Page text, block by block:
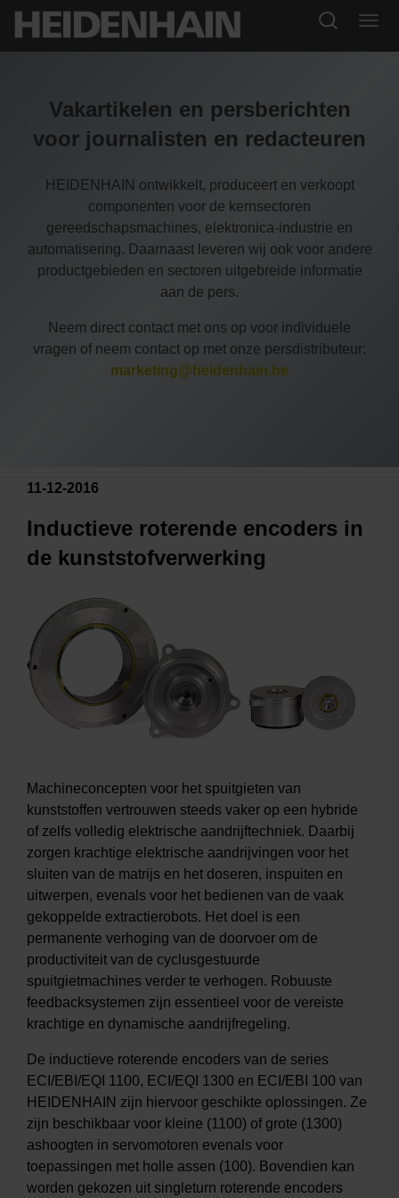
Vakartikelen en persberichten
voor journalisten en redacteuren
HEIDENHAIN ontwikkelt, produceert en verkoopt
componenten voor de kernsectoren
gereedschapsmachines, elektronica-industrie en
automatisering. Daarnaast leveren wij ook voor andere
productgebieden en sectoren uitgebreide informatie
aan de pers.
Neem direct contact met ons op voor individuele
vragen of neem contact op met onze persdistributeur:
marketing@heidenhain.be
11-12-2016
Inductieve roterende encoders in
de kunststofverwerking
Machineconcepten voor het spuitgieten van
kunststoffen vertrouwen steeds vaker op een hybride
of zelfs volledig elektrische aandrijftechniek. Daarbij
zorgen krachtige elektrische aandrijvingen voor het
sluiten van de matrijs en het doseren, inspuiten en
uitwerpen, evenals voor het bedienen van de vaak
gekoppelde extractierobots. Het doel is een
permanente verhoging van de doorvoer om de
productiviteit van de cyclusgestuurde
spuitgietmachines verder te verhogen. Robuuste
feedbacksystemen zijn essentieel voor de vereiste
krachtige en dynamische aandrijfregeling.
De inductieve roterende encoders van de series
ECI/EBI/EQI 1100, ECI/EQI 1300 en ECI/EBI 100 van
HEIDENHAIN zijn hiervoor geschikte oplossingen. Ze
zijn beschikbaar voor kleine (1100) of grote (1300)
ashoogten in servomotoren evenals voor
toepassingen met holle assen (100). Bovendien kan
worden gekozen uit singleturn roterende encoders